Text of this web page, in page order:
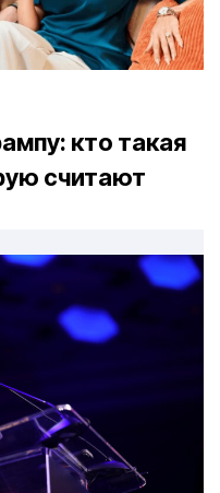
кто такая
считают